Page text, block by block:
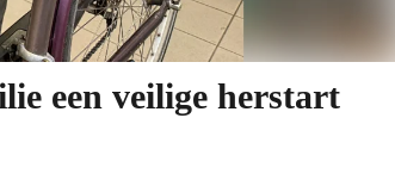
een veilige herstart